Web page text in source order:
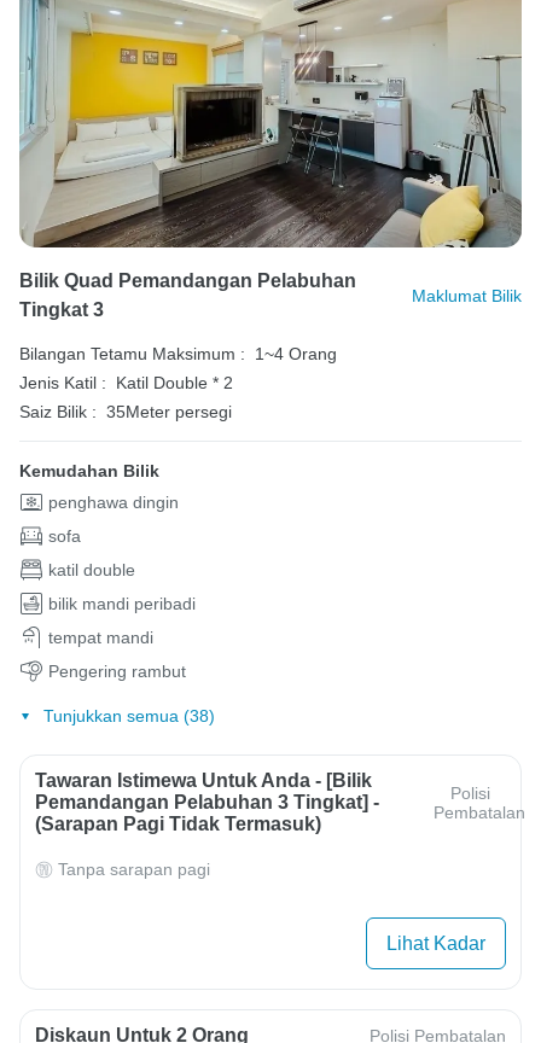
Bilik Quad Pemandangan Pelabuhan
Tingkat 3
Maklumat Bilik
Bilangan Tetamu Maksimum :
1~4 Orang
Jenis Katil :
Katil Double * 2
Saiz Bilik : 35Meter persegi
Kemudahan Bilik
penghawa dingin
sofa
katil double
bilik mandi peribadi
tempat mandi
Pengering rambut
Tunjukkan semua (38)
Tawaran Istimewa Untuk Anda - [Bilik
Pemandangan Pelabuhan 3 Tingkat] -
(Sarapan Pagi Tidak Termasuk)
Polisi
Pembatalan
Tanpa sarapan pagi
Lihat Kadar
Diskaun Untuk 2 Orang Polisi Pembatalan